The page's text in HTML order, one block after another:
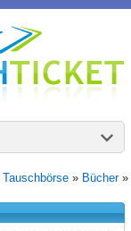
Tauschbörse » Bücher»